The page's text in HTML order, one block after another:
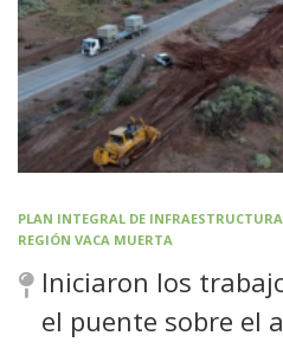
PLAN INTEGRAL DE
REGIÓN VACA MUERTA
Iniciaron los
el puente sobre el